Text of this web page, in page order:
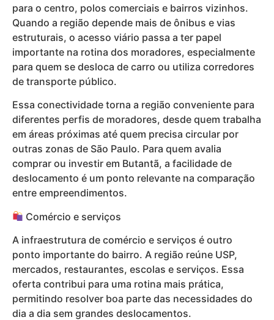
para o centro, polos comerciais e bairros vizinhos.
Quando a região depende mais de ônibus e vias
estruturais, o acesso viário passa a ter papel
importante na rotina dos moradores, especialmente
para quem se desloca de carro ou utiliza corredores
de transporte público.
Essa conectividade torna a região conveniente para
diferentes perfis de moradores, desde quem trabalha
em áreas próximas até quem precisa circular por
outras zonas de São Paulo. Para quem avalia
comprar ou investir em Butantã, a facilidade de
deslocamento é um ponto relevante na comparação
entre empreendimentos.
Comércio e serviços
A infraestrutura de comércio e serviços é outro
ponto importante do bairro. A região reúne USP,
mercados, restaurantes, escolas e serviços. Essa
oferta contribui para uma rotina mais prática,
permitindo resolver boa parte das necessidades do
dia a dia sem grandes deslocamentos.